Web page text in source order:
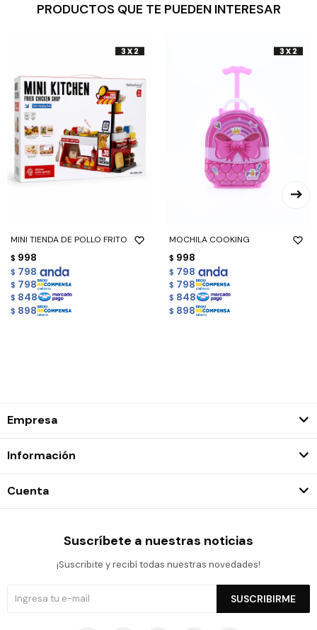
PRODUCTOS QUE TE PUEDEN INTERESAR
MINI TIENDA DE POLLO FRITO
$ 998
$ 798
$ 798
$ 848
$ 898
MOCHILA COOKING
$ 998
$ 798
$ 798
$ 848
$ 898
Empresa
Información
Cuenta
Suscríbete a nuestras noticias
¡Suscribite y recibí todas nuestras novedades!
SUSCRIBIRME